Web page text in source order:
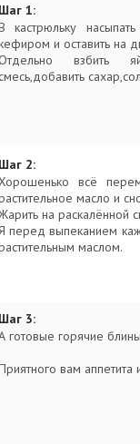
Шаг 1:
кастрюльку
и оставить на
взбить
Шаг 2:
всё
масло и
на раскалённой
перед выпеканием
маслом.
Шаг 3:
готовые горячие
вам